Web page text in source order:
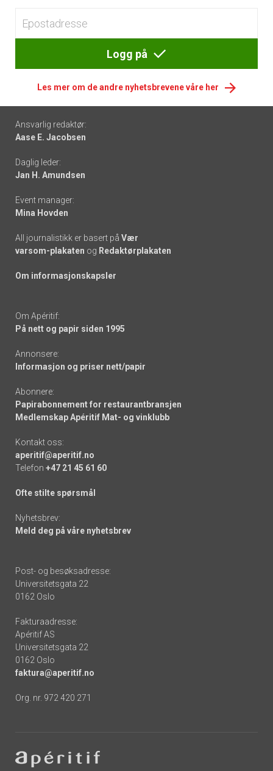
Logg på
Les mer om de andre nyhetsbrevene våre her
Footer
-
links
Ansvarlig redaktør:
Aase E. Jacobsen
Daglig leder:
Jan H. Amundsen
Event manager:
Mina Hovden
All journalistikk er basert på Vær
varsom-plakaten og Redaktørplakaten
Om informasjonskapsler
Om Apéritif:
På nett og papir siden 1995
Annonsere:
Informasjon og priser nett/papir
Abonnere:
Papirabonnement for restaurantbransjen
Medlemskap Apéritif Mat- og vinklubb
Kontakt oss:
aperitif@aperitif.no
Telefon +47 21 45 61 60
Ofte stilte spørsmål
Nyhetsbrev:
Meld deg på våre nyhetsbrev
Post- og besøksadresse:
Universitetsgata 22
0162 Oslo
Fakturaadresse:
Apéritif AS
Universitetsgata 22
0162 Oslo
faktura@aperitif.no
Org. nr. 972 420 271